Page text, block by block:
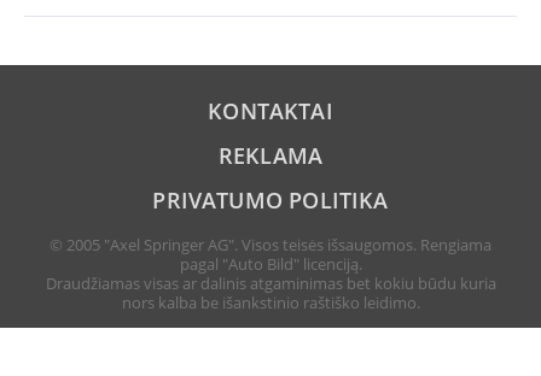
KONTAKTAI
REKLAMA
PRIVATUMO POLITIKA
© 2005 "Axel Springer AG". Visos teisės išsaugomos. Rengiama
pagal "Auto Bild" licenciją.
Draudžiamas visas ar dalinis atgaminimas bet kokiu būdu kuria
nors kalba be išankstinio raštiško leidimo.